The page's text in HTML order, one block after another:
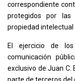
correspondiente
protegidos por las
propiedad intelectual
El ejercicio de los
comunicación
exclusivo de Juan C.